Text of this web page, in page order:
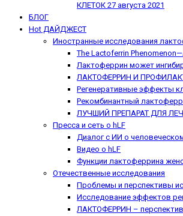
КЛЕТОК 27 августа 2021
БЛОГ
Hot ДАЙДЖЕСТ
Иностранные исследования
The Lactoferrin
Лактоферрин может
ЛАКТОФЕРРИН И
Регенеративные эффекты
Рекомбинантный
ЛУЧШИЙ ПРЕПАРАТ ДЛЯ
Пресса и сеть о hLF
Диалог с ИИ о
Видео о hLF
Функции лактоферрина
Отечественные исследования
Проблемы и перспективы
Исследование эффектов
ЛАКТОФЕРРИН –